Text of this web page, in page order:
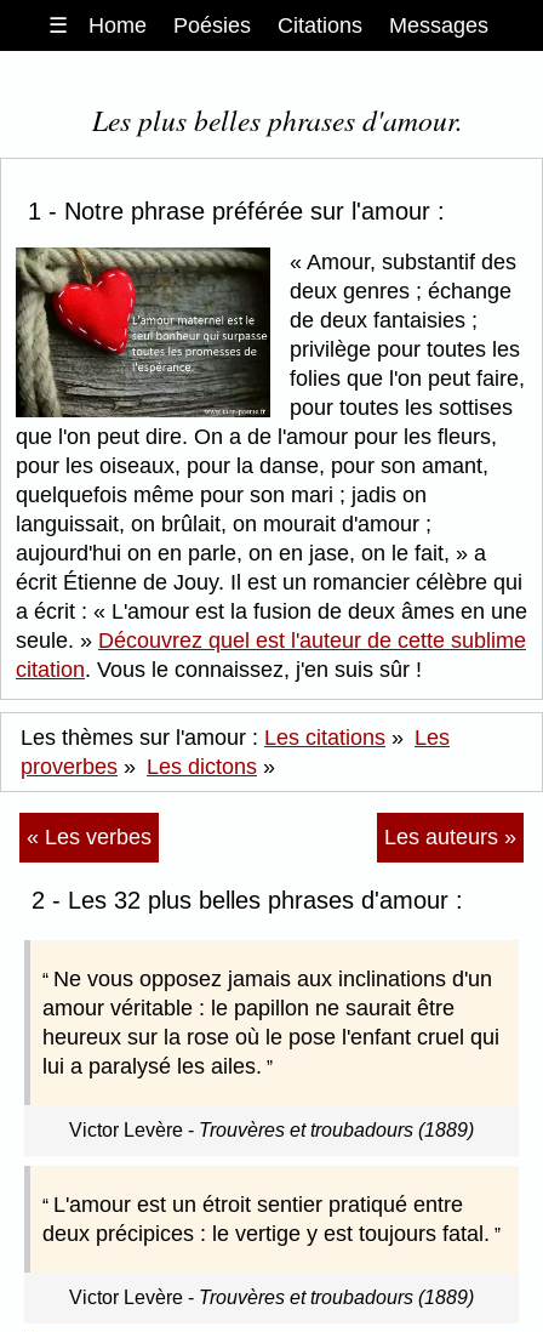
☰ Home Poésies Citations Messages
Les plus belles phrases d'amour.
1 - Notre phrase préférée sur l'amour :
Amour, substantif des
deux genres ; échange
de deux fantaisies ;
privilège pour toutes les
folies que l'on peut faire,
pour toutes les sottises
que l'on peut dire. On a de l'amour pour les fleurs,
pour les oiseaux, pour la danse, pour son amant,
quelquefois même pour son mari ; jadis on
languissait, on brûlait, on mourait d'amour ;
aujourd'hui on en parle, on en jase, on le fait,
a
écrit Étienne de Jouy. Il est un romancier célèbre qui
a écrit : « L'amour est la fusion de deux âmes en une
seule. » Découvrez quel est l'auteur de cette sublime
citation. Vous le connaissez, j'en suis sûr !
Les thèmes sur l'amour : Les citations » Les
proverbes » Les dictons »
« Les verbes Les auteurs »
2 - Les 32 plus belles phrases d'amour :
Ne vous opposez jamais aux inclinations d'un
amour véritable : le papillon ne saurait être
heureux sur la rose où le pose l'enfant cruel qui
lui a paralysé les ailes.
Victor Levère - Trouvères et troubadours (1889)
L'amour est un étroit sentier pratiqué entre
deux précipices : le vertige y est toujours fatal.
Victor Levère - Trouvères et troubadours (1889)